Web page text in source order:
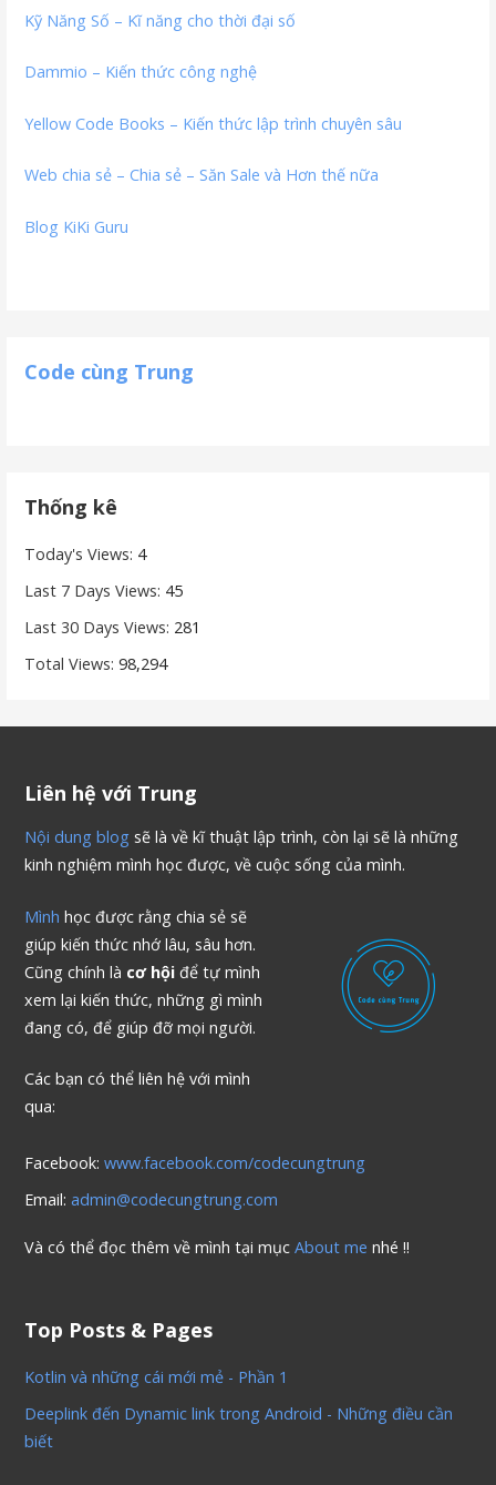
Kỹ Năng Số – Kĩ năng cho thời đại số
Dammio – Kiến thức công nghệ
Yellow Code Books – Kiến thức lập trình chuyên sâu
Web chia sẻ – Chia sẻ – Săn Sale và Hơn thế nữa
Blog KiKi Guru
Code cùng Trung
Thống kê
Today's Views: 4
Last 7 Days Views: 45
Last 30 Days Views: 281
Total Views:98,294
Liên hệ với Trung
Nội dung blog sẽ là về kĩ thuật lập trình, còn lại sẽ là những
kinh nghiệm mình học được, về cuộc sống của mình.
Mình học được rằng chia sẻ sẽ
giúp kiến thức nhớ lâu, sâu hơn.
Cũng chính là cơ hội để tự mình
xem lại kiến thức, những gì mình
đang có, để giúp đỡ mọi người.
Các bạn có thể liên hệ với mình
qua:
Facebook:www.facebook.com/codecungtrung
Email:admin@codecungtrung.com
Và có thể đọc thêm về mình tại mụcAbout me nhé !!
Top Posts & Pages
Kotlin và những cái mới mẻ - Phần 1
Deeplink đến Dynamic link trong Android - Những điều cần
biết